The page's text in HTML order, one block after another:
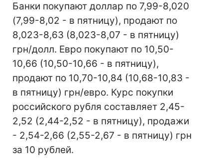
Банки покупают доллар по 7,99-8,020
(7,99-8,02 - в пятницу), продают по
8,023-8,63 (8,023-8,07 - в пятницу)
грн/долл. Евро покупают по 10,50-
10,66 (10,50-10,66 - в пятницу),
продают по 10,70-10,84 (10,68-10,83 -
в пятницу) грн/евро. Курс покупки
российского рубля составляет 2,45-
2,52 (2,44-2,52 - в пятницу), продажи
- 2,54-2,66 (2,55-2,67 - в пятницу) грн
за 10 рублей.